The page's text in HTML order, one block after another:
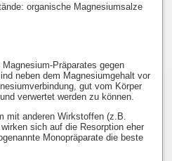
organische Magnesiumsalze
Präparates gegen
neben dem Magnesiumgehalt vor
gut vom Körper
verwertet werden zu können.
mit anderen Wirkstoffen (z.B.
sich auf die Resorption eher
Monopräparate die beste